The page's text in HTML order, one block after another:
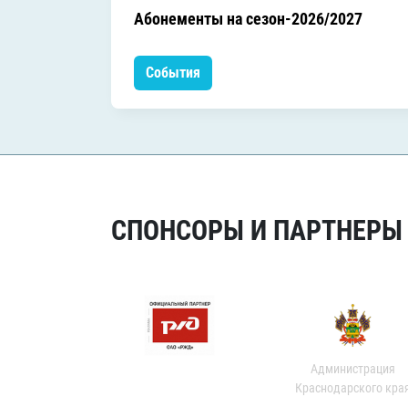
Абонементы на сезон-2026/2027
События
СПОНСОРЫ И ПАРТНЕРЫ
Администрация
Краснодарского